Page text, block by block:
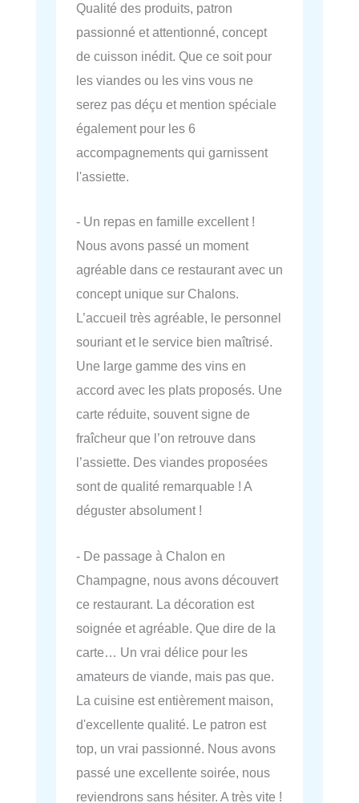
Qualité des produits, patron
passionné et attentionné, concept
de cuisson inédit. Que ce soit pour
les viandes ou les vins vous ne
serez pas déçu et mention spéciale
également pour les 6
accompagnements qui garnissent
l'assiette.
- Un repas en famille excellent !
Nous avons passé un moment
agréable dans ce restaurant avec un
concept unique sur Chalons.
L’accueil très agréable, le personnel
souriant et le service bien maîtrisé.
Une large gamme des vins en
accord avec les plats proposés. Une
carte réduite, souvent signe de
fraîcheur que l’on retrouve dans
l’assiette. Des viandes proposées
sont de qualité remarquable ! A
déguster absolument !
- De passage à Chalon en
Champagne, nous avons découvert
ce restaurant. La décoration est
soignée et agréable. Que dire de la
carte… Un vrai délice pour les
amateurs de viande, mais pas que.
La cuisine est entièrement maison,
d'excellente qualité. Le patron est
top, un vrai passionné. Nous avons
passé une excellente soirée, nous
reviendrons sans hésiter. A très vite !